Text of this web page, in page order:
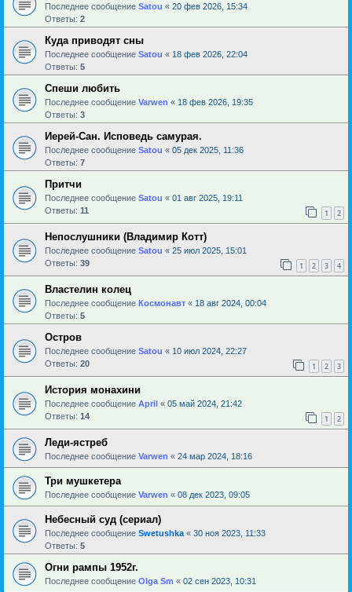
Последнее сообщение Satou « 20 фев 2026, 15:34
Ответы: 2
Куда приводят сны
Последнее сообщение Satou « 18 фев 2026, 22:04
Ответы: 5
Спеши любить
Последнее сообщение Varwen « 18 фев 2026, 19:35
Ответы: 3
Иерей-Сан. Исповедь самурая.
Последнее сообщение Satou « 05 дек 2025, 11:36
Ответы: 7
Притчи
Последнее сообщение Satou « 01 авг 2025, 19:11
Ответы: 11 1 2
Непослушники (Владимир Котт)
Последнее сообщение Satou « 25 июл 2025, 15:01
Ответы: 39 1 2 3 4
Властелин колец
Последнее сообщение Космонавт « 18 авг 2024, 00:04
Ответы: 5
Остров
Последнее сообщение Satou « 10 июл 2024, 22:27
Ответы: 20 1 2 3
История монахини
Последнее сообщение April « 05 май 2024, 21:42
Ответы: 14 1 2
Леди-ястреб
Последнее сообщение Varwen « 24 мар 2024, 18:16
Три мушкетера
Последнее сообщение Varwen « 08 дек 2023, 09:05
Небесный суд (сериал)
Последнее сообщение Swetushka « 30 ноя 2023, 11:33
Ответы: 5
Огни рампы 1952г.
Последнее сообщение Olga Sm « 02 сен 2023, 10:31